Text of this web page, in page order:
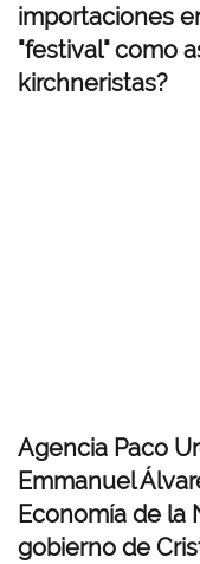
importaciones
"festival" como
kirchneristas?
Agencia Paco
Emmanuel
Economía de la
gobierno de